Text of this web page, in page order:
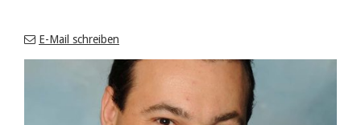
E-Mail schreiben